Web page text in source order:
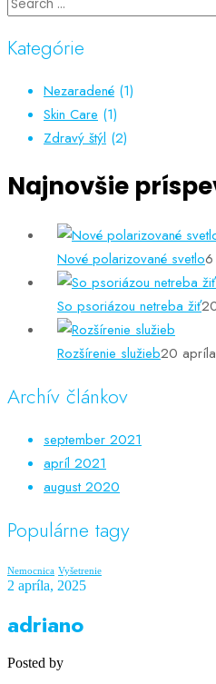
Kategórie
Nezaradené (1)
Skin Care (1)
Zdravý štýl (2)
Najnovšie
Nové polarizované svetlo6
So psoriázou netreba žiť
Rozšírenie služieb20
Archív článkov
september 2021
apríl 2021
august 2020
Populárne tagy
Nemocnica Vyšetrenie
2 apríla, 2025
adriano
Posted by